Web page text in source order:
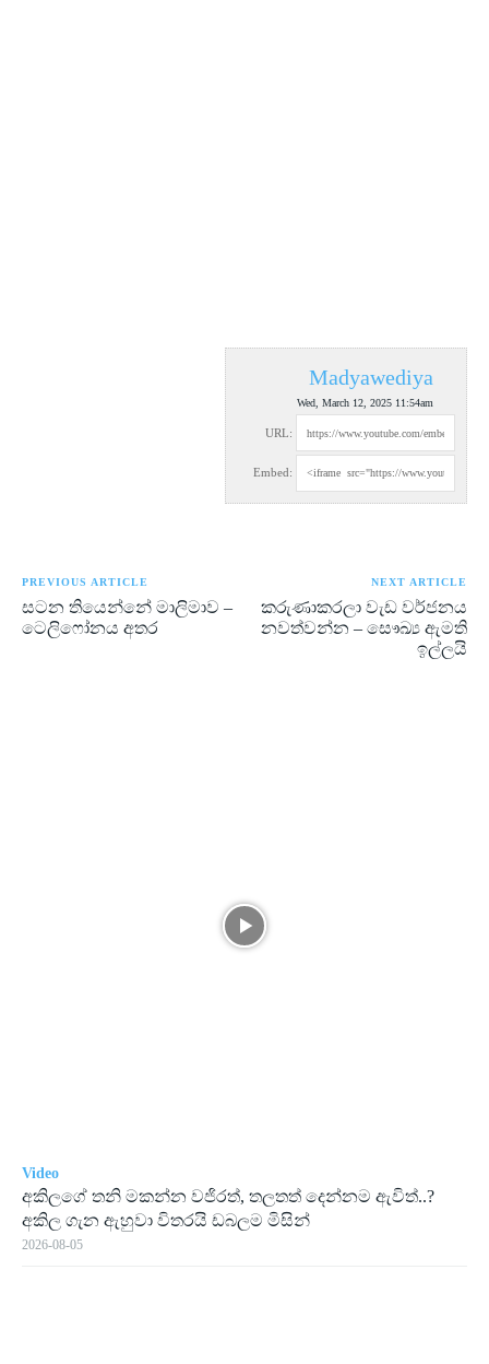
Madyawediya
Wed, March 12, 2025 11:54am
URL:
Embed:
PREVIOUS ARTICLE
සටන තියෙන්නේ මාලිමාව –
ටෙලිෆෝනය අතර
NEXT ARTICLE
කරුණාකරලා වැඩ වර්ජනය
නවත්වන්න – සෞඛ්‍ය ඇමති
ඉල්ලයි
Video
අකිලගේ තනි මකන්න වජිරත්, තලතත් දෙන්නම ඇවිත්..?
අකිල ගැන ඇහුවා විතරයි ඩබලම මිසින්
2026-08-05